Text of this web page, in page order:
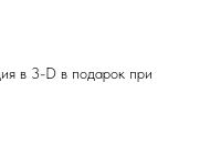
в 3-D в подарок при